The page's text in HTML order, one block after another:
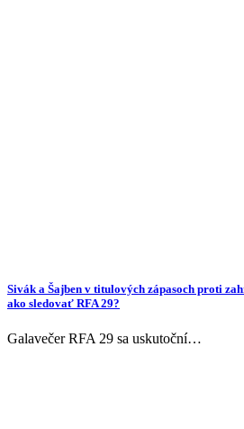
Sivák a Šajben v titulových zápasoch proti
ako sledovať RFA 29?
Galavečer RFA 29 sa uskutoční…